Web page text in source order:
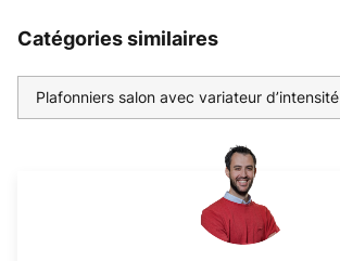
Catégories similaires
Plafonniers salon avec variateur d’intensité